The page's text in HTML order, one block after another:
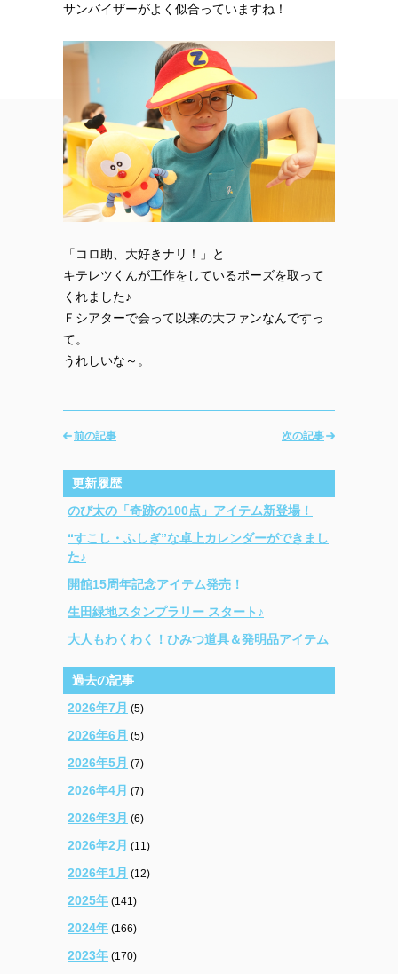
サンバイザーがよく似合っていますね！
「コロ助、大好きナリ！」と
キテレツくんが工作をしているポーズを取って
くれました♪
Ｆシアターで会って以来の大ファンなんですっ
て。
うれしいな～。
次の記事
前の記事
更新履歴
のび太の「奇跡の100点」アイテム新登場！
“すこし・ふしぎ”な卓上カレンダーができまし
た♪
開館15周年記念アイテム発売！
生田緑地スタンプラリー スタート♪
大人もわくわく！ひみつ道具＆発明品アイテム
過去の記事
2026年7月 (5)
2026年6月 (5)
2026年5月 (7)
2026年4月 (7)
2026年3月 (6)
2026年2月 (11)
2026年1月 (12)
2025年 (141)
2024年 (166)
2023年 (170)